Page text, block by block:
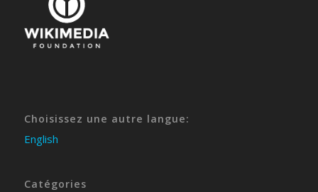
Choisissez une autre langue:
English
Catégories